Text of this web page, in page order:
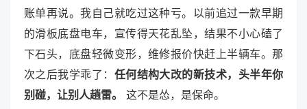
账单再说。我自己就吃过这种亏。以前追过一款早期
的滑板底盘电车，宣传得天花乱坠，结果不小心磕了
下石头，底盘轻微变形，维修报价快赶上半辆车。那
次之后我学乖了： 任何结构大改的新技术，头半年你
别碰，让别人趟雷。
这不是怂，是保命。